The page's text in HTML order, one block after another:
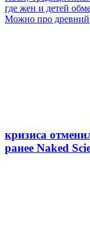
где жен и детей
Можно про
кризиса
ранее Naked